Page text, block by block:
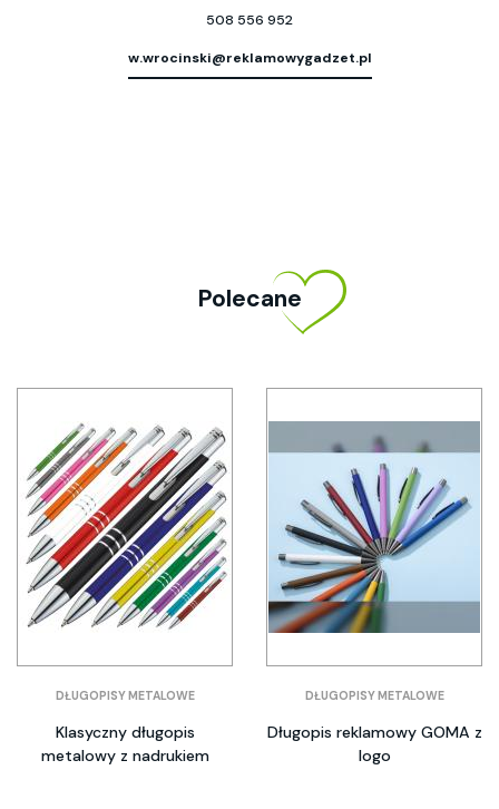
508 556 952
w.wrocinski@reklamowygadzet.pl
Polecane
DŁUGOPISY METALOWE
Klasyczny długopis
metalowy z nadrukiem
DŁUGOPISY METALOWE
Długopis reklamowy GOMA z
logo